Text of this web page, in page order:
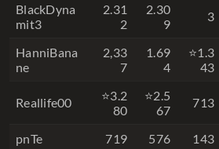
BlackDyna
mit3
2.31
2
2.30
9
3
HanniBana
ne
2,33
7
1.69
4
⭐1.3
43
Reallife00
⭐3.2
80
⭐2.5
67
713
pnTe
719 576 143